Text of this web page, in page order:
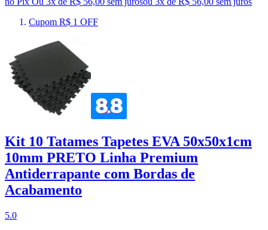
Cupom R$ 1 OFF
Kit 10 Tatames Tapetes EVA 50x50x1cm
10mm PRETO Linha Premium
Antiderrapante com Bordas de
Acabamento
5.0